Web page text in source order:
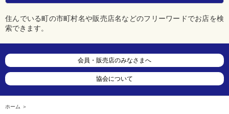
住んでいる町の市町村名や販売店名などのフリーワードでお店を検
索できます。
会員・販売店のみなさまへ
協会について
ホーム ＞